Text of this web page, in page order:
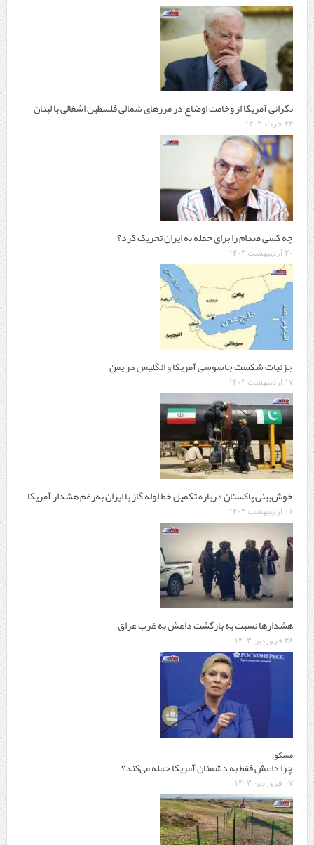
نگرانی آمریکا از وخامت اوضاع در مرزهای شمالی فلسطین اشغالی با لبنان
۲۴ خرداد ۱۴۰۳
چه کسی صدام را برای حمله به ایران تحریک کرد؟
۲۰ اردیبهشت ۱۴۰۳
جزئیات شکست جاسوسی آمریکا و انگلیس در یمن
۱۷ اردیبهشت ۱۴۰۳
خوش‌بینی پاکستان درباره تکمیل خط‌ لوله گاز با ایران به‌رغم هشدار آمریکا
۰۶ اردیبهشت ۱۴۰۳
هشدارها نسبت به بازگشت داعش به غرب عراق
۲۸ فروردین ۱۴۰۳
مسکو:
چرا داعش فقط به دشمنان آمریکا حمله می‌کند؟
۰۷ فروردین ۱۴۰۳